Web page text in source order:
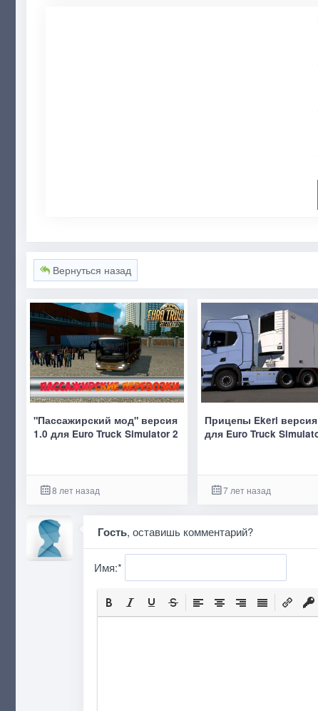
Вернуться назад
"Пассажирский мод" версия
1.0 для Euro Truck Simulator 2
8 лет назад
Прицепы Ekeri версия
для Euro Truck
7 лет назад
Гость, оставишь комментарий?
Имя:*